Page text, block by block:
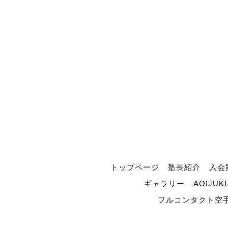
トップページ 塾長紹介
入
ギャラリー
フルコンタクト空